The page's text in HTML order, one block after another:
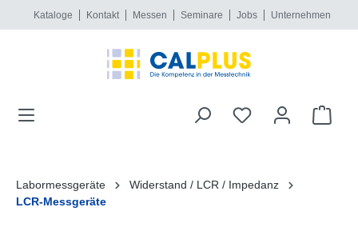
springen
Kataloge Kontakt Messen Seminare Jobs Unternehmen
Labormessgeräte
Widerstand / LCR / Impedanz
LCR-Messgeräte